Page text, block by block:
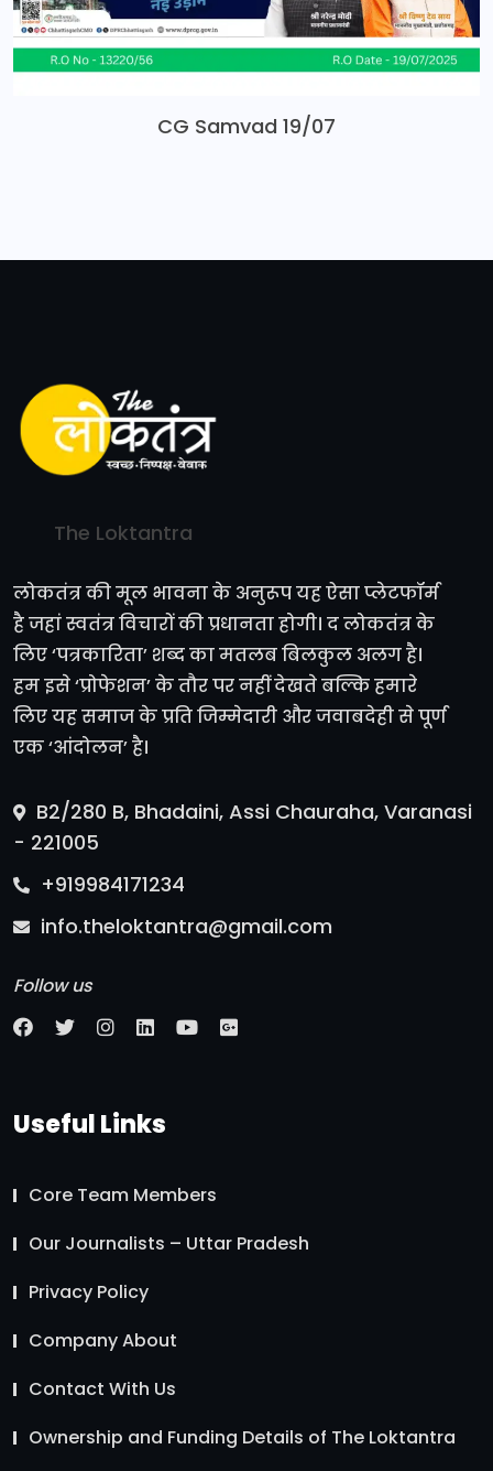
CG Samvad 19/07
The Loktantra
लोकतंत्र की मूल भावना के अनुरूप यह ऐसा प्लेटफॉर्म
है जहां स्वतंत्र विचारों की प्रधानता होगी। द लोकतंत्र के
लिए ‘पत्रकारिता’ शब्द का मतलब बिलकुल अलग है।
हम इसे ‘प्रोफेशन’ के तौर पर नहीं देखते बल्कि हमारे
लिए यह समाज के प्रति जिम्मेदारी और जवाबदेही से पूर्ण
एक ‘आंदोलन’ है।
B2/280 B, Bhadaini, Assi Chauraha, Varanasi
- 221005
+919984171234
info.theloktantra@gmail.com
Follow us
Useful Links
Core Team Members
Our Journalists – Uttar Pradesh
Privacy Policy
Company About
Contact With Us
Ownership and Funding Details of The Loktantra